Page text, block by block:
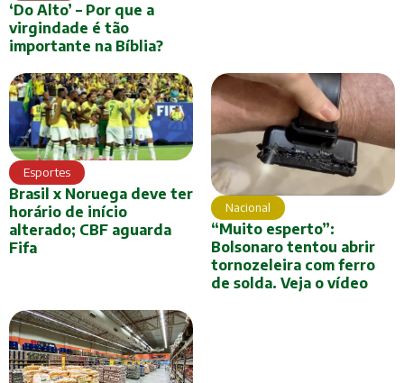
‘Do Alto’ – Por que a
virgindade é tão
importante na Bíblia?
Esportes
Brasil x Noruega deve ter
horário de início
alterado; CBF aguarda
Fifa
Nacional
“Muito esperto”:
Bolsonaro tentou abrir
tornozeleira com ferro
de solda. Veja o vídeo